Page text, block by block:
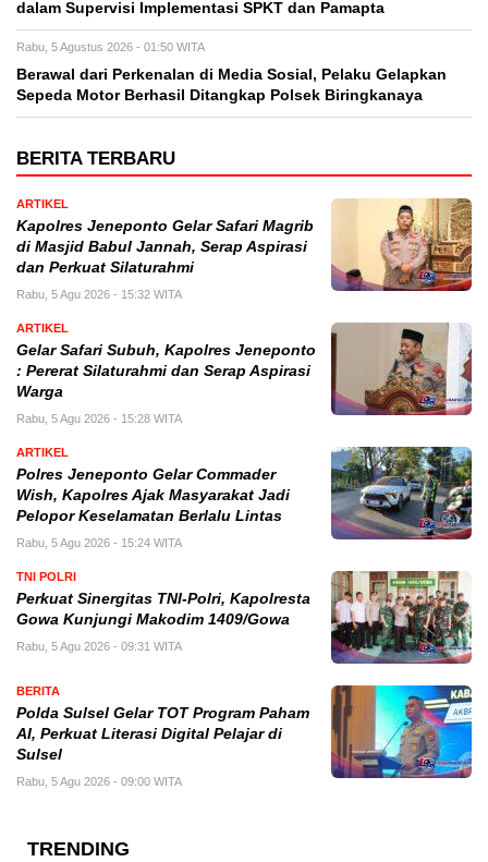
dalam Supervisi Implementasi SPKT dan Pamapta
Rabu, 5 Agustus 2026 - 01:50 WITA
Berawal dari Perkenalan di Media Sosial, Pelaku Gelapkan
Sepeda Motor Berhasil Ditangkap Polsek Biringkanaya
BERITA TERBARU
ARTIKEL
Kapolres Jeneponto Gelar Safari Magrib
di Masjid Babul Jannah, Serap Aspirasi
dan Perkuat Silaturahmi
Rabu, 5 Agu 2026 - 15:32 WITA
ARTIKEL
Gelar Safari Subuh, Kapolres Jeneponto
: Pererat Silaturahmi dan Serap Aspirasi
Warga
Rabu, 5 Agu 2026 - 15:28 WITA
ARTIKEL
Polres Jeneponto Gelar Commader
Wish, Kapolres Ajak Masyarakat Jadi
Pelopor Keselamatan Berlalu Lintas
Rabu, 5 Agu 2026 - 15:24 WITA
TNI POLRI
Perkuat Sinergitas TNI-Polri, Kapolresta
Gowa Kunjungi Makodim 1409/Gowa
Rabu, 5 Agu 2026 - 09:31 WITA
BERITA
Polda Sulsel Gelar TOT Program Paham
AI, Perkuat Literasi Digital Pelajar di
Sulsel
Rabu, 5 Agu 2026 - 09:00 WITA
TRENDING